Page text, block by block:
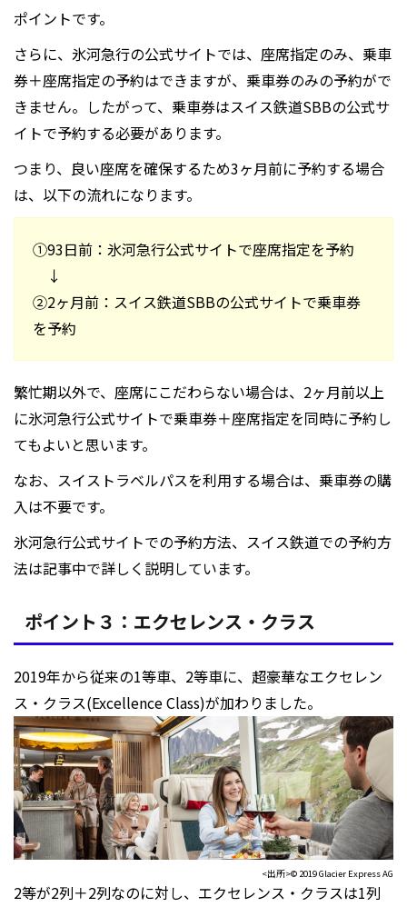
ポイントです。
さらに、氷河急行の公式サイトでは、座席指定のみ、乗車
券＋座席指定の予約はできますが、乗車券のみの予約がで
きません。したがって、乗車券はスイス鉄道SBBの公式サ
イトで予約する必要があります。
つまり、良い座席を確保するため3ヶ月前に予約する場合
は、以下の流れになります。
①93日前：氷河急行公式サイトで座席指定を予約
↓
②2ヶ月前：スイス鉄道SBBの公式サイトで乗車券
を予約
繁忙期以外で、座席にこだわらない場合は、2ヶ月前以上
に氷河急行公式サイトで乗車券＋座席指定を同時に予約し
てもよいと思います。
なお、スイストラベルパスを利用する場合は、乗車券の購
入は不要です。
氷河急行公式サイトでの予約方法、スイス鉄道での予約方
法は記事中で詳しく説明しています。
ポイント３：エクセレンス・クラス
2019年から従来の1等車、2等車に、超豪華なエクセレン
ス・クラス(Excellence Class)が加わりました。
<出所>© 2019 Glacier Express AG
2等が2列＋2列なのに対し、エクセレンス・クラスは1列